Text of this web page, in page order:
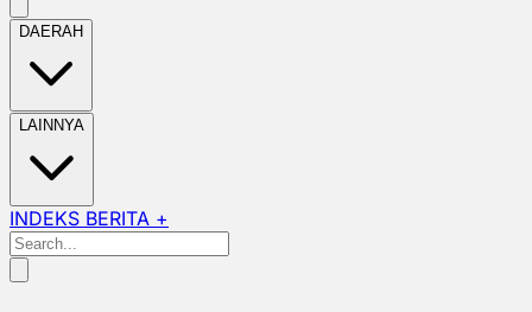
DAERAH
LAINNYA
INDEKS BERITA +